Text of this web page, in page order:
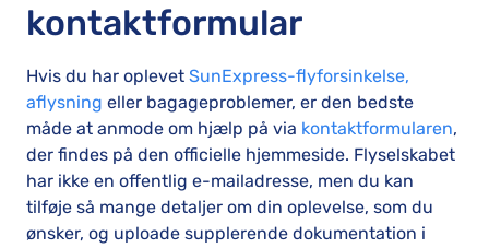
kontaktformular
Hvis du har oplevet SunExpress-flyforsinkelse,
aflysning eller bagageproblemer, er den bedste
måde at anmode om hjælp på via kontaktformularen,
der findes på den officielle hjemmeside. Flyselskabet
har ikke en offentlig e-mailadresse, men du kan
tilføje så mange detaljer om din oplevelse, som du
ønsker, og uploade supplerende dokumentation i